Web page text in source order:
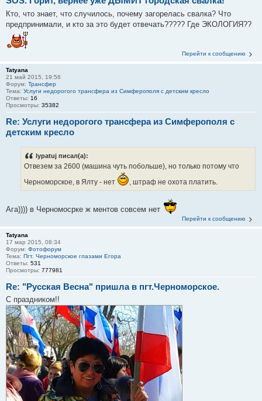
Кто, что знает, что случилось, почему загорелась свалка? Что
предпринимали, и кто за это будет отвечать????? Где ЭКОЛОГИЯ??
Перейти к сообщению
Tatyana
21 май 2015, 19:56
Форум: Трансфер
Тема: Услуги недорогого трансфера из Симферополя с детским кресло
Ответы: 16
Просмотры: 35382
Re: Услуги недорогого трансфера из Симферополя с
детским кресло
lypatuj писал(а):
Отвезем за 2600 (машина чуть побольше), но только потому что
Черноморское, в Ялту - нет
, штраф не охота платить.
Ага)))) в Черномосрке ж ментов совсем нет
Перейти к сообщению
Tatyana
17 мар 2015, 08:34
Форум: Фотофорум
Тема: Пгт. Черноморское глазами Егора
Ответы: 531
Просмотры: 777981
Re: "Русская Весна" пришла в пгт.Черноморское.
С праздником!!